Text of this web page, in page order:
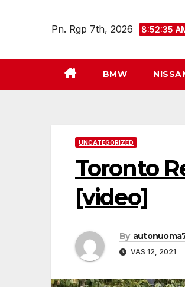
Pn. Rgp 7th, 2026 8:52:36
BMW
UNCATEGORIZED
Toronto
[video]
By
VAS 12, 2021